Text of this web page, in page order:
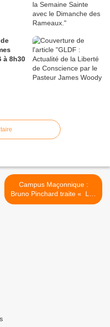
à 8h30
Campus Maçonnique :
Bruno Pinchard traite « Les
raccourcis de Joseph de